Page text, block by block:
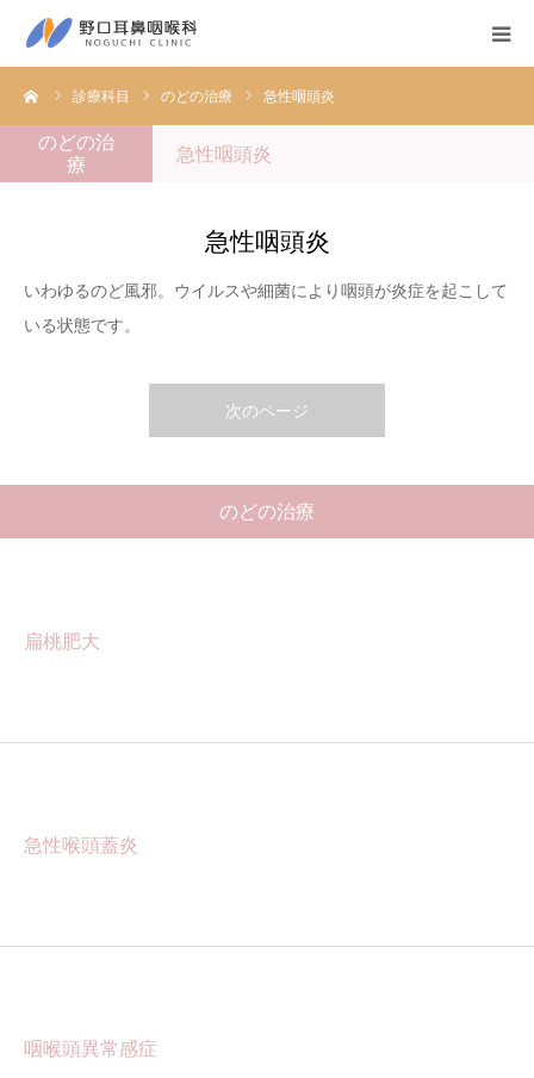
診療科目 のどの治療 急性咽頭炎
のどの治
療
急性咽頭炎
急性咽頭炎
いわゆるのど風邪。ウイルスや細菌により咽頭が炎症を起こして
いる状態です。
次のページ
のどの治療
扁桃肥大
急性喉頭蓋炎
咽喉頭異常感症
医院紹介
診療科目
ネットでの順番のご予約
お問い合わせ